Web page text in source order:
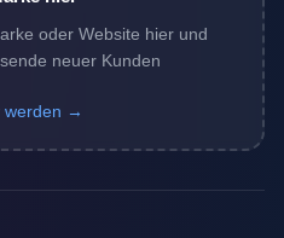
oder Website hier und
neuer Kunden
werden →